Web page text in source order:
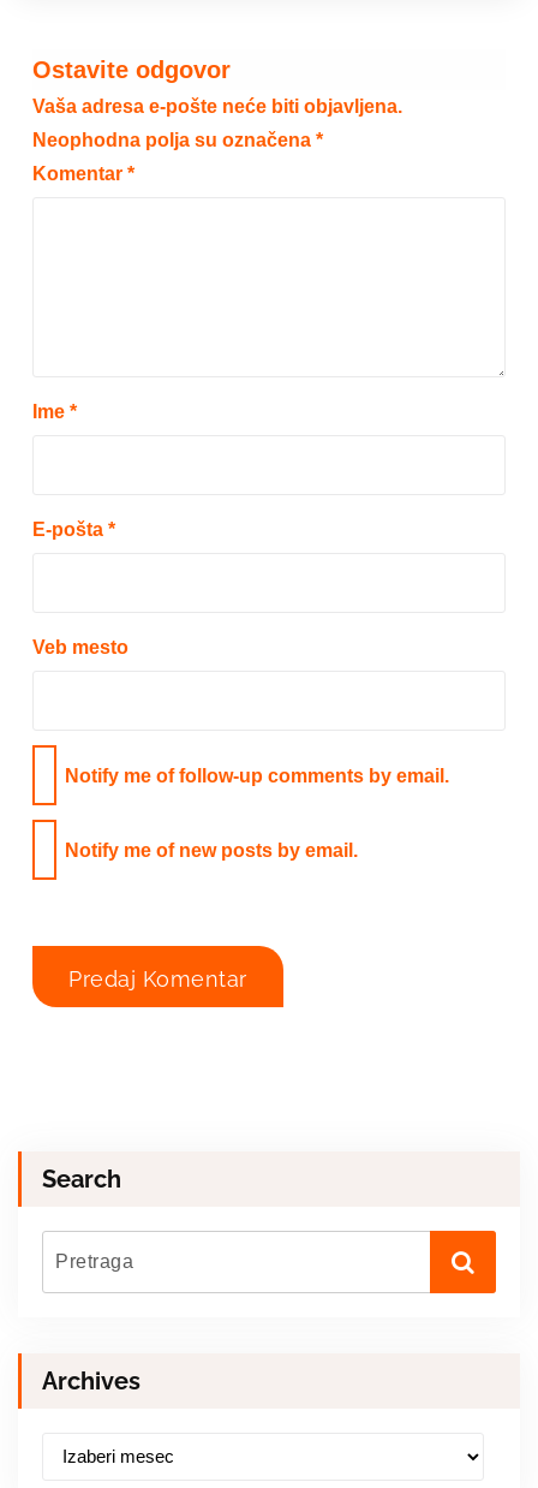
Ostavite odgovor
Vaša adresa e-pošte neće biti objavljena.
Neophodna polja su označena *
Komentar *
Ime *
E-pošta *
Veb mesto
Notify me of follow-up comments by email.
Notify me of new posts by email.
Search
Archives